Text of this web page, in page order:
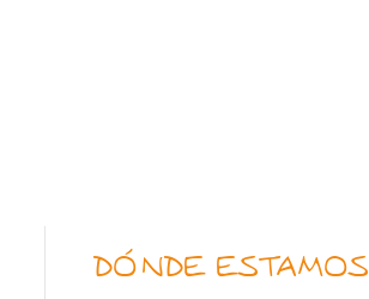
DÓNDE ESTAMOS